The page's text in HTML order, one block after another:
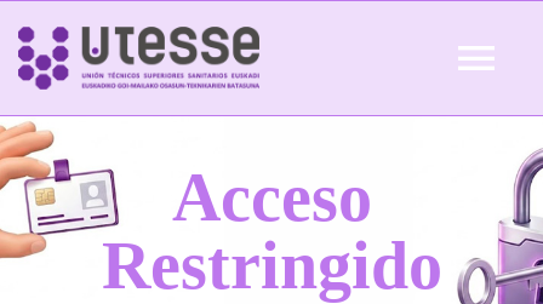
Skip
content
Inicio
QUIÉNES SOMOS Acceso
Restringido